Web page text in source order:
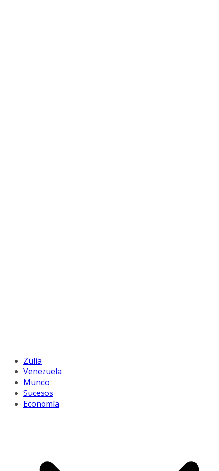
Zulia
Venezuela
Mundo
Sucesos
Economía